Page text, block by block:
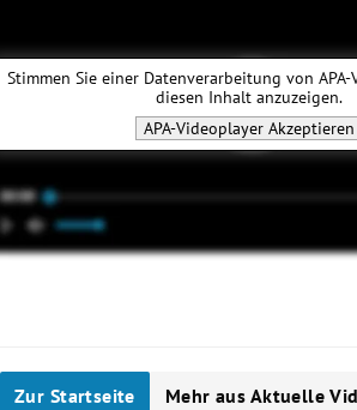
Untermenü
Untermenü
Stimmen Sie einer Datenverarbeitung von
diesen Inhalt anzuzeigen.
APA-VideoplayerAkzeptieren
Zur Startseite Mehr aus Aktuelle